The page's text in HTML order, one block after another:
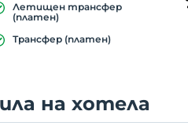
Летищен трансфер
(платен)
Трансфер (платен)
на хотела